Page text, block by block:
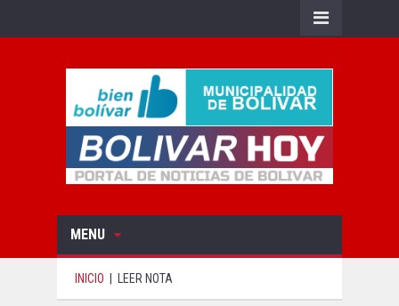
MENU
INICIO LEER NOTA